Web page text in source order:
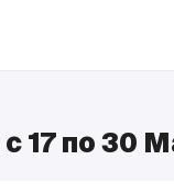
17 по 30